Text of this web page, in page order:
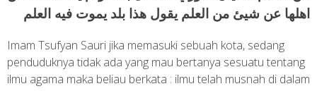
اهلها عن شيئ من العلم يقول هذا بلد يموت فيه العلم
Imam Tsufyan Sauri jika memasuki sebuah kota, sedang
penduduknya tidak ada yang mau bertanya sesuatu tentang
ilmu agama maka beliau berkata : ilmu telah musnah di dalam